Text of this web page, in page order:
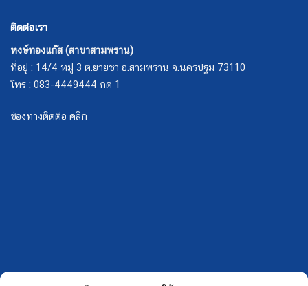
ติดต่อเรา
หงษ์ทองแก๊ส (สาขาสามพราน)
ที่อยู่ : 14/4 หมู่ 3 ต.ยายชา อ.สามพราน จ.นครปฐม 73110
โทร : 083-4449444 กด 1
ช่องทางติดต่อ คลิก